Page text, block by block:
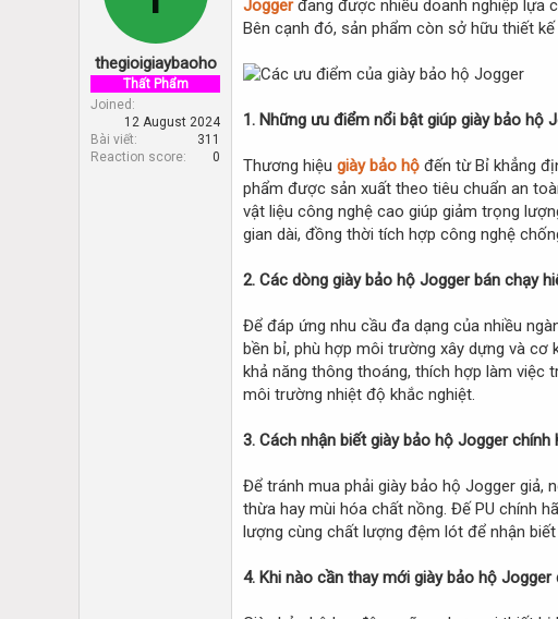
a
t
r
thegioigiaybaoho
Thất Phẩm
Joined
12 August 2024
Bài viết
311
Reaction score
0
Joggerđang được nhiều doanh nghiệp lựa
Bên cạnh đó, sản phẩm còn sở hữu thiết
1. Những ưu điểm nổi bật giúp giày bảo hộ
Thương hiệu giày bảo hộ đến từ Bỉ khẳng
phẩm được sản xuất theo tiêu chuẩn an
vật liệu công nghệ cao giúp giảm trọng
gian dài, đồng thời tích hợp công nghệ
2. Các dòng giày bảo hộ Jogger bán chạy
Để đáp ứng nhu cầu đa dạng của nhiều
bền bỉ, phù hợp môi trường xây dựng và cơ
khả năng thông thoáng, thích hợp làm việc
môi trường nhiệt độ khắc nghiệt.
3. Cách nhận biết giày bảo hộ Jogger chính
Để tránh mua phải giày bảo hộ Jogger giả,
thừa hay mùi hóa chất nồng. Đế PU chính
lượng cùng chất lượng đệm lót để nhận
4. Khi nào cần thay mới giày bảo hộ